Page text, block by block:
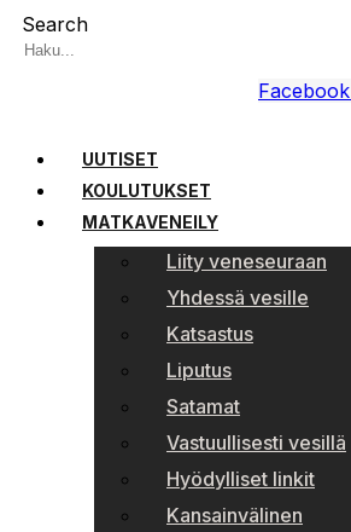
Search
Facebook
UUTISET
KOULUTUKSET
MATKAVENEILY
Liity veneseuraan
Yhdessä vesille
Katsastus
Liputus
Satamat
Vastuullisesti vesillä
Hyödylliset linkit
Kansainvälinen